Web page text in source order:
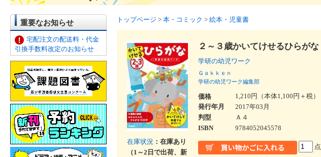
重要なお知らせ
宅配注文の配送料・代金
引換手数料改定のお知らせ
トップページ > 本・コミック > 絵本・児童書
在庫状況 ：在庫あり
（1～2日で出荷、新
２～３歳かいてけせるひらがな
学研の幼児ワーク
Ｇａｋｋｅｎ
学研の幼児ワーク編集部
価格
1,210円（本体1,100円＋税）
発行年月
2017年03月
判型
Ａ４
ISBN
9784052045578
点